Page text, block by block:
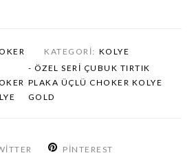
KATEGORI: KOLYE
- ÖZEL SERI ÇUBUK TIRTIK
PLAKA ÜÇLÜ CHOKER KOLYE
GOLD
PINTEREST